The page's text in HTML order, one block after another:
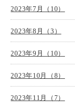
2023年7月（10）
2023年8月（3）
2023年9月（10）
2023年10月（8）
2023年11月（7）